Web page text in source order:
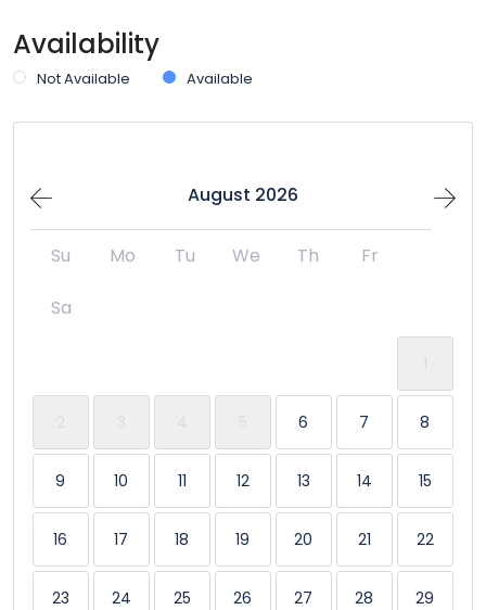
Entrée privée
Availability
Not Available Available
August 2026
Su Mo Tu We Th Fr
Sa
1
2 3 4 5 6 7 8
9 10 11 12 13 14 15
16 17 18 19 20 21 22
23 24 25 26 27 28 29